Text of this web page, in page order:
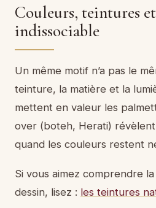
Couleurs, teintures
indissociable
Un même motif n’a pas le
teinture, la matière et la
mettent en valeur les
over (boteh, Herati)
quand les couleurs restent
Si vous aimez comprendre
dessin, lisez : les teintures